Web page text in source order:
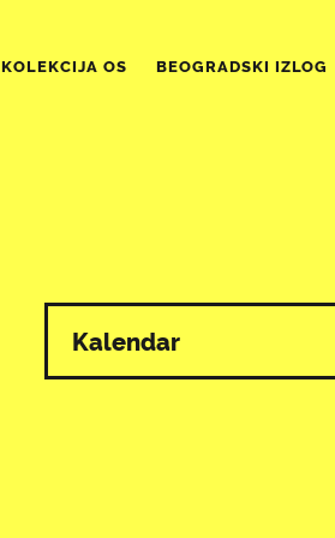
KOLEKCIJA OS BEOGRADSKI IZLOG
Kalendar